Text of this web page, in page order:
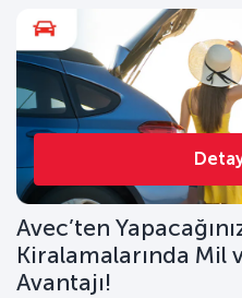
Avec’ten
Kiralamalarında Mil
Avantajı!